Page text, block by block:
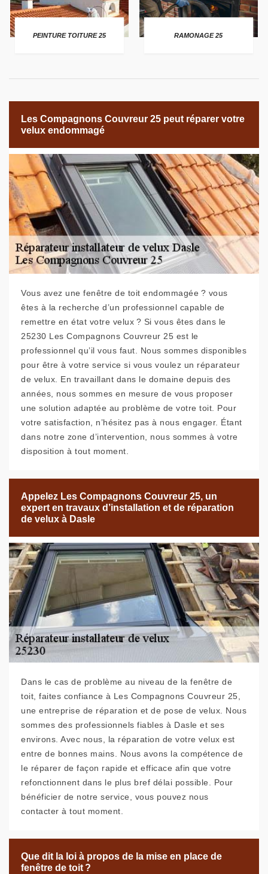
PEINTURE TOITURE 25 RAMONAGE 25
Les Compagnons Couvreur 25 peut réparer votre
velux endommagé
Vous avez une fenêtre de toit endommagée ? vous
êtes à la recherche d’un professionnel capable de
remettre en état votre velux ? Si vous êtes dans le
25230 Les Compagnons Couvreur 25 est le
professionnel qu’il vous faut. Nous sommes disponibles
pour être à votre service si vous voulez un réparateur
de velux. En travaillant dans le domaine depuis des
années, nous sommes en mesure de vous proposer
une solution adaptée au problème de votre toit. Pour
votre satisfaction, n’hésitez pas à nous engager. Étant
dans notre zone d’intervention, nous sommes à votre
disposition à tout moment.
Appelez Les Compagnons Couvreur 25, un
expert en travaux d’installation et de réparation
de velux à Dasle
Dans le cas de problème au niveau de la fenêtre de
toit, faites confiance à Les Compagnons Couvreur 25,
une entreprise de réparation et de pose de velux. Nous
sommes des professionnels fiables à Dasle et ses
environs. Avec nous, la réparation de votre velux est
entre de bonnes mains. Nous avons la compétence de
le réparer de façon rapide et efficace afin que votre
refonctionnent dans le plus bref délai possible. Pour
bénéficier de notre service, vous pouvez nous
contacter à tout moment.
Que dit la loi à propos de la mise en place de
fenêtre de toit ?